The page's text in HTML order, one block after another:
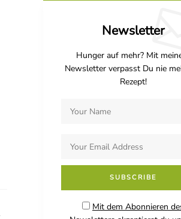
Newsletter
Hunger auf mehr? Mit
Newsletter verpasst Du nie
Rezept!
Mit dem Abonnieren